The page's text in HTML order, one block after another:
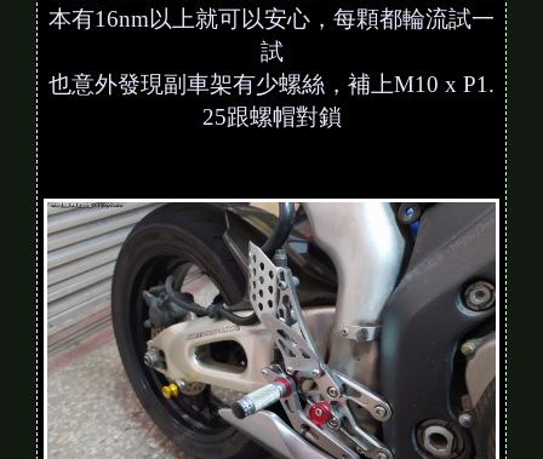
本有16nm以上就可以安心，每顆都輪流試一
試
也意外發現副車架有少螺絲，補上M10 x P1.
25跟螺帽對鎖